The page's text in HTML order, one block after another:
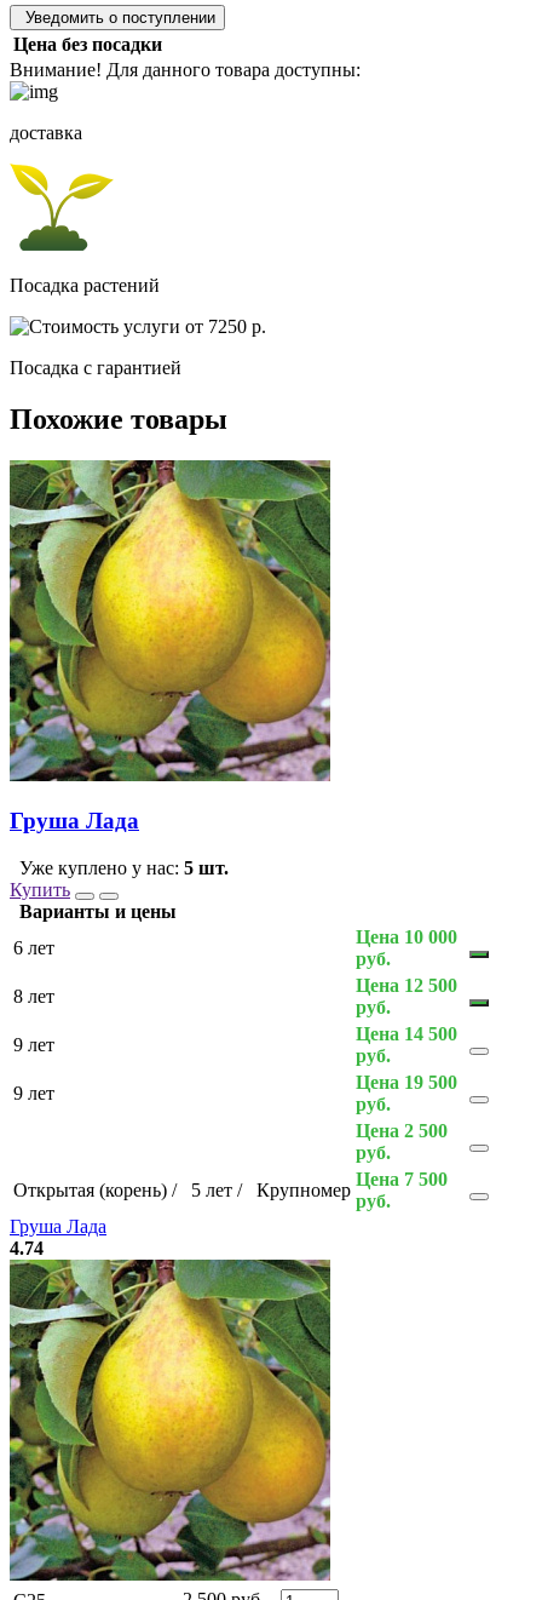
Уведомить о поступлении
Цена без посадки
Внимание! Для данного товара доступны:
доставка
Посадка растений
Посадка c гарантией
Похожие товары
Груша Лада
Уже куплено у нас: 5 шт.
Купить
Варианты и цены
6 лет
Цена 10 000
руб.
8 лет
Цена 12 500
руб.
9 лет
Цена 14 500
руб.
9 лет
Цена 19 500
руб.
Цена 2 500
руб.
Открытая (корень) / 5 лет / Крупномер
Цена 7 500
руб.
Груша Лада
4.74